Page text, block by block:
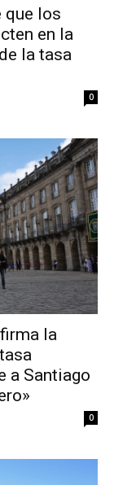
que los
en la
la tasa
0
la
a Santiago
0